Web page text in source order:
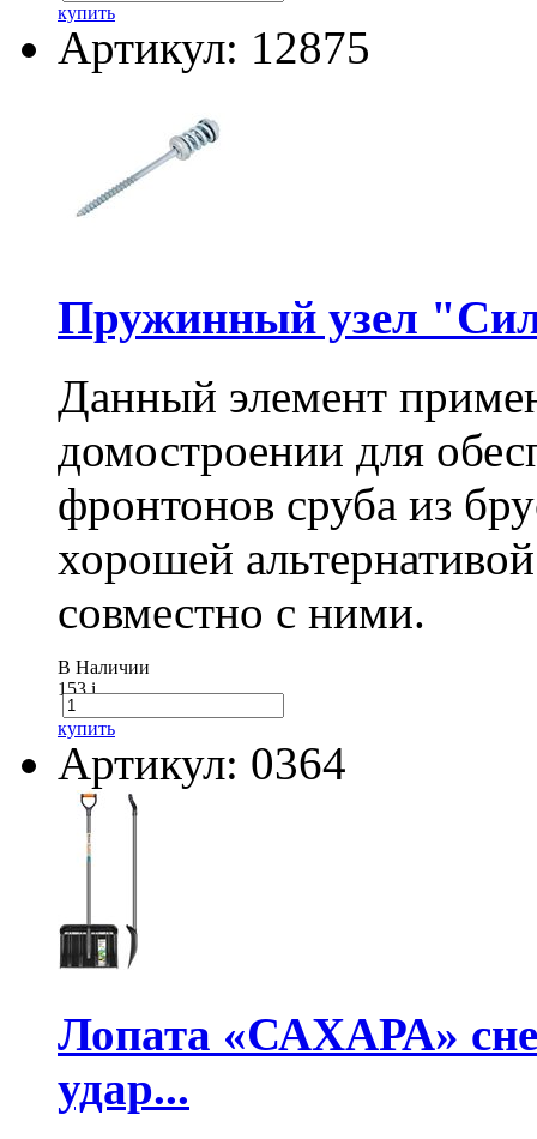
купить
Артикул: 12875
Пружинный узел
Данный элемент
домостроении для
фронтонов сруба из
хорошей
совместно с ними.
В Наличии
153i
купить
Артикул: 0364
Лопата «САХАРА»
удар...